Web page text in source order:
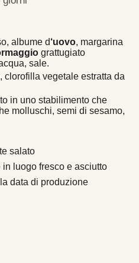
albume d‘uovo, margarina
grattugiato
sale.
clorofilla vegetale estratta da
in uno stabilimento che
molluschi, semi di sesamo,
salato
in luogo fresco e asciutto
data di produzione